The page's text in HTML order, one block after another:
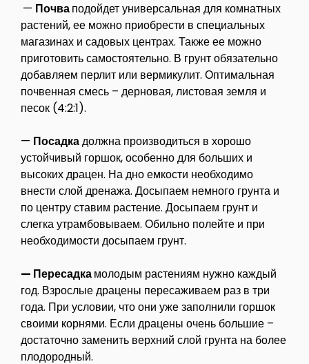
— Почваподойдет универсальная для комнатных
растений, ее можно приобрести в специальных
магазинах и садовых центрах. Также ее можно
приготовить самостоятельно. В грунт обязательно
добавляем перлит или вермикулит. Оптимальная
почвенная смесь – дерновая, листовая земля и
песок (4:2:1).
— Посадкадолжна производиться в хорошо
устойчивый горшок, особенно для больших и
высоких драцен. На дно емкости необходимо
внести слой дренажа. Досыпаем немного грунта и
по центру ставим растение. Досыпаем грунт и
слегка утрамбовываем. Обильно полейте и при
необходимости досыпаем грунт.
— Пересадкамолодым растениям нужно каждый
год. Взрослые драцены пересаживаем раз в три
года. При условии, что они уже заполнили горшок
своими корнями. Если драцены очень большие –
достаточно заменить верхний слой грунта на более
плодородный.